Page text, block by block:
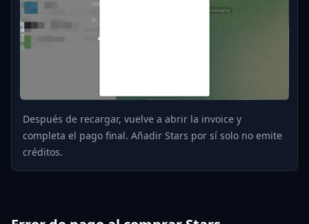
Después de recargar, vuelve a abrir la invoice y
completa el pago final. Añadir Stars por sí solo no emite
créditos.